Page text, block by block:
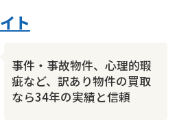
ト
事件・事故物件、心理的瑕
疵など、訳あり物件の買取
なら34年の実績と信頼